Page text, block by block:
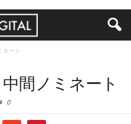
ネート
間ノミネート
0